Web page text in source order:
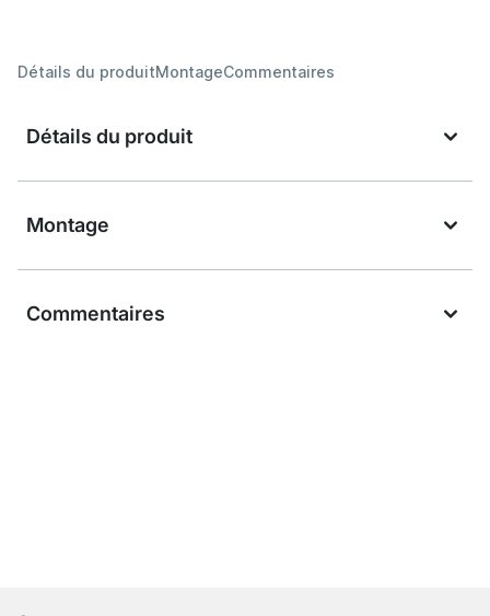
Détails du produitMontageCommentaires
Détails du produit
Montage
Commentaires